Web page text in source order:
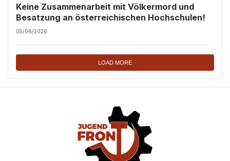
Keine Zusammenarbeit mit Völkermord und
Besatzung an österreichischen Hochschulen!
05/06/2026
LOAD MORE